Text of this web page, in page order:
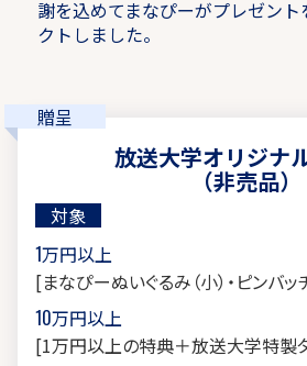
謝を込めてまなぴーがプレゼント
クトしました。
贈呈
放送大学オリジナ
（非売品）
対象
1万円以上
[まなぴーぬいぐるみ（小）・ピンバッ
10万円以上
[1万円以上の特典＋放送大学特製